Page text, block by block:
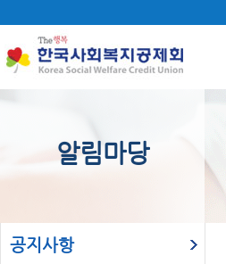
알림마당
공지사항